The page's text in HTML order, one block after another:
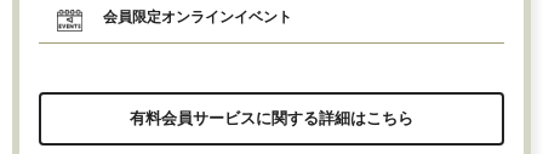
会員限定オンラインイベント
有料会員サービスに関する詳細はこちら